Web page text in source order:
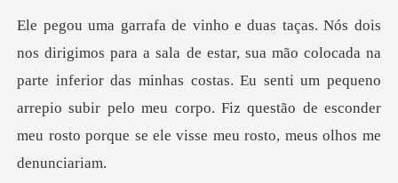
o colocada na
parte inferior das minhas costas. Eu senti um pequeno
arrepio subir pelo meu corpo